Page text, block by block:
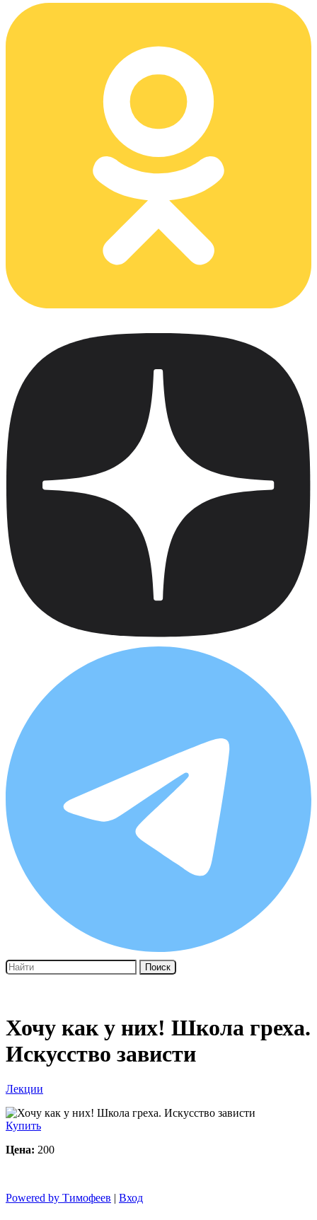
Поиск
Хочу как у них! Школа греха.
Искусство зависти
Лекции
Купить
Цена: 200
Powered by Тимофеев | Вход